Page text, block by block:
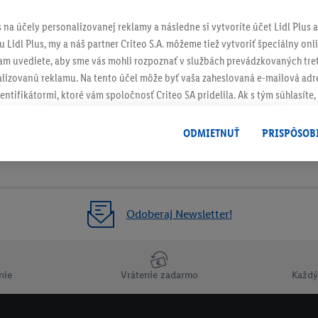
Odoberaj Newsletter!
Vrátenie zadarmo
účely personalizovanej reklamy a následne si vytvoríte účet Lidl Plus
Lidl Plus, my a náš partner Criteo S.A. môžeme tiež vytvoriť špeciálny
uvediete, aby sme vás mohli rozpoznať v službách prevádzkovaných
reklamu. Na tento účel môže byť vaša zaheslovaná e-mailová
ktoré vám spoločnosť Criteo SA pridelila. Ak s tým súhlasíte,
nie jeho zakúpením), sa môžu zobrazovať aj na rôznych zariadeniach a
možno priradiť niekoľko koncových zariadení alebo používanie viacerých
e-mailovej adresy a prípadne ďalších identifikátorov/
" môžete povoliť iba používanie potrebných technológií.
práve kedykoľvek odvolať súhlas s účinnosťou do budúcnosti
.
ODMIETNUŤ